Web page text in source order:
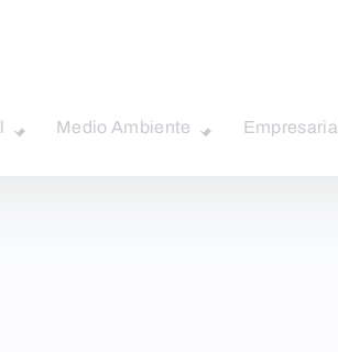
Medio Ambiente Empresarial